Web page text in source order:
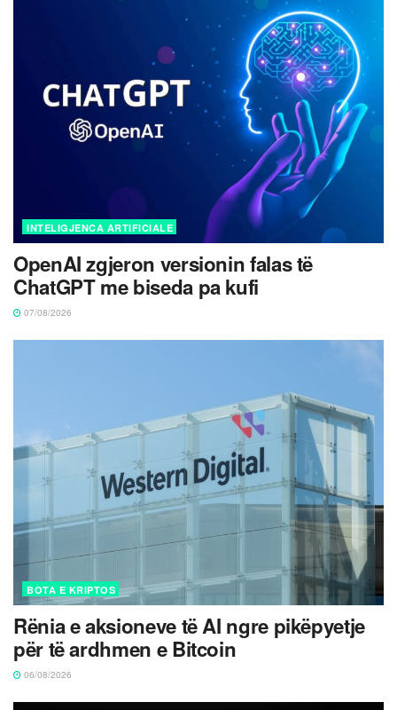
INTELIGJENCA ARTIFICIALE
OpenAI zgjeron versionin falas të
ChatGPT me biseda pa kufi
07/08/2026
BOTA E KRIPTOS
Rënia e aksioneve të AI ngre pikëpyetje
për të ardhmen e Bitcoin
06/08/2026